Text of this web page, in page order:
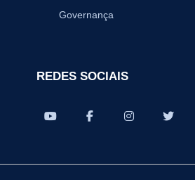
Governança
REDES SOCIAIS